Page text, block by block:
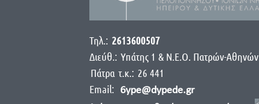
Τηλ.: 2613600507
Διεύθ.: Yπάτης 1 & Ν.Ε.Ο. Πατρών-Αθηνών
Πάτρα τ.κ.: 26 441
Email:
6ype@dypede.gr